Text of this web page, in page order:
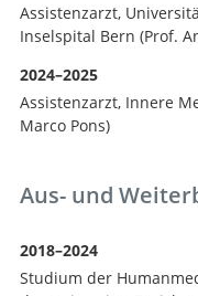
Assistenzarzt,
Inselspital Bern (Prof.
2024–2025
Assistenzarzt, Innere
Marco Pons)
Aus- und
2018–2024
Studium der